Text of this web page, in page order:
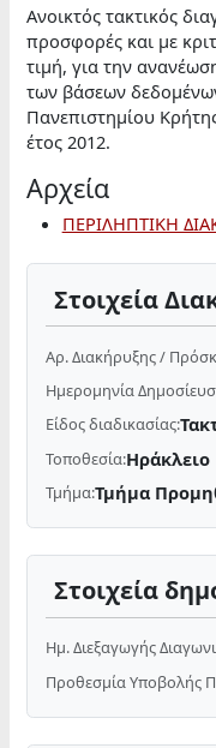
Ανοικτός τακτικός
προσφορές και με
τιμή, για την
των βάσεων
Πανεπιστημίου
έτος 2012.
Αρχεία
ΠΕΡΙΛΗΠΤΙΚΗ
Στοιχεία
Αρ. Διακήρυξης /
Ημερομηνία
Είδος διαδικασίας:
Τοποθεσία:Ηράκλειο
Τμήμα:Τμήμα
Στοιχεία
Ημ. Διεξαγωγής
Προθεσμία Υποβολής